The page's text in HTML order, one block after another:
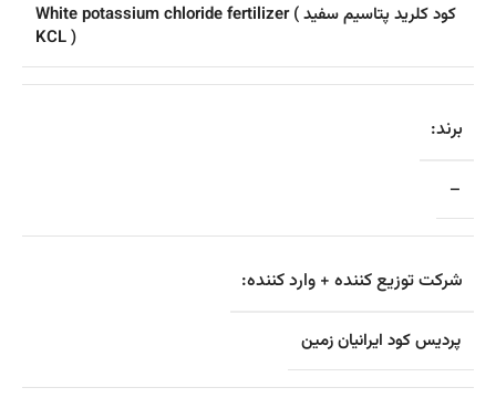
کود کلرید پتاسیم سفید White potassium chloride fertilizer (
KCL )
برند:
–
شرکت توزیع کننده + وارد کننده:
پردیس کود ایرانیان زمین